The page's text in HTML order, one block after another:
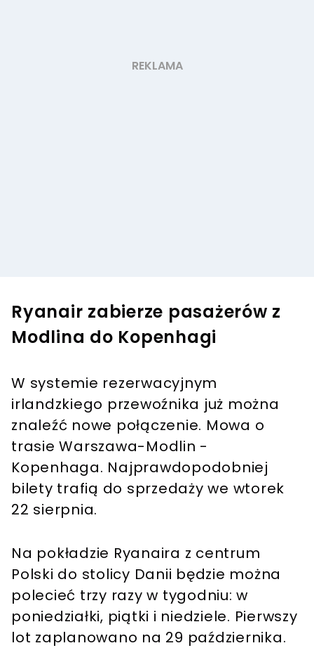
Ryanair zabierze pasażerów z
Modlina do Kopenhagi
W systemie rezerwacyjnym
irlandzkiego przewoźnika już można
znaleźć nowe połączenie. Mowa o
trasie Warszawa-Modlin -
Kopenhaga. Najprawdopodobniej
bilety trafią do sprzedaży we wtorek
22 sierpnia.
Na pokładzie Ryanaira z centrum
Polski do stolicy Danii będzie można
polecieć trzy razy w tygodniu: w
poniedziałki, piątki i niedziele. Pierwszy
lot zaplanowano na 29 października.